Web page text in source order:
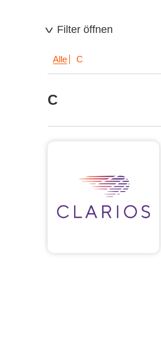
Filter öffnen
Alle C
C